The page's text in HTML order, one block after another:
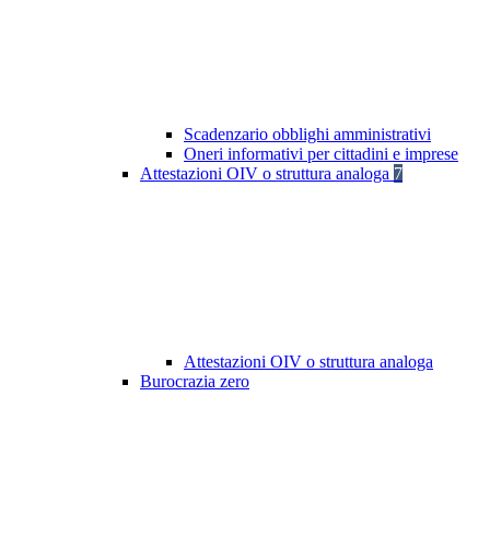
Scadenzario obblighi amministrativi
Oneri informativi per cittadini e imprese
Attestazioni OIV o struttura analoga 7
Attestazioni OIV o struttura analoga
Burocrazia zero